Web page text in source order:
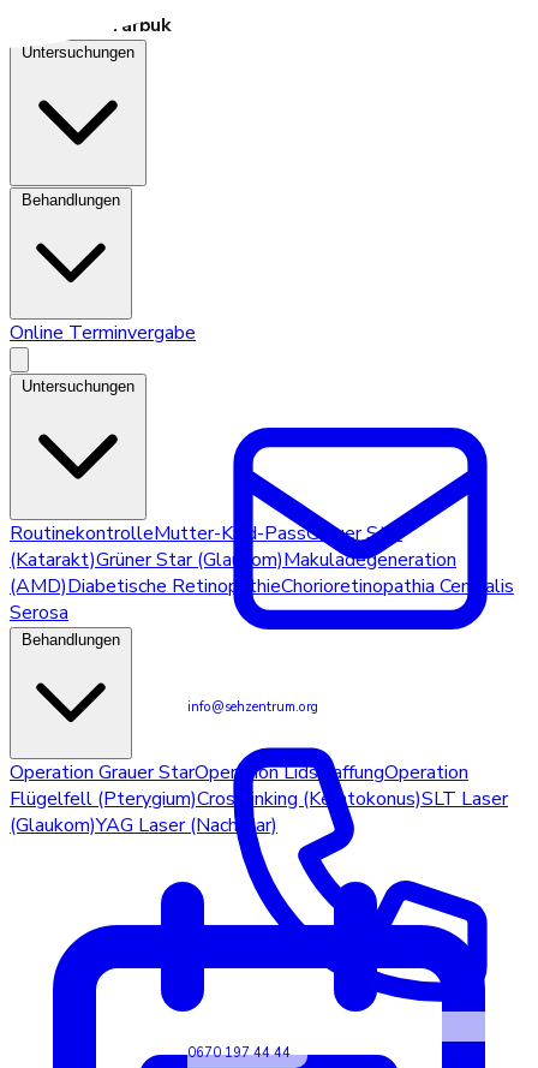
Dr. Seiller‑Tarbuk
Online Terminvergabe
info@sehzentrum.org
0670 197 44 44
RoutinekontrolleMutter-Kind-PassGrauer Star
(Katarakt)Grüner Star (Glaukom)Makuladegeneration
(AMD)Diabetische RetinopathieChorioretinopathia Centralis
Serosa
Operation Grauer StarOperation LidstraffungOperation
Flügelfell (Pterygium)Crosslinking (Keratokonus)SLT Laser
(Glaukom)YAG Laser (Nachstar)